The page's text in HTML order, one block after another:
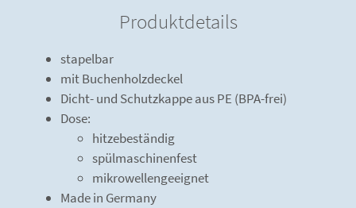
Produktdetails
stapelbar
mit Buchenholzdeckel
Dicht- und Schutzkappe aus PE (BPA-frei)
Dose:
hitzebeständig
spülmaschinenfest
mikrowellengeeignet
Made in Germany